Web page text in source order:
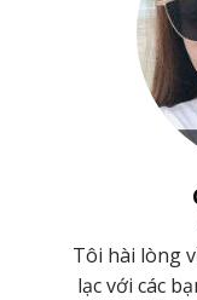
Tôi hài lòng
lạc với các